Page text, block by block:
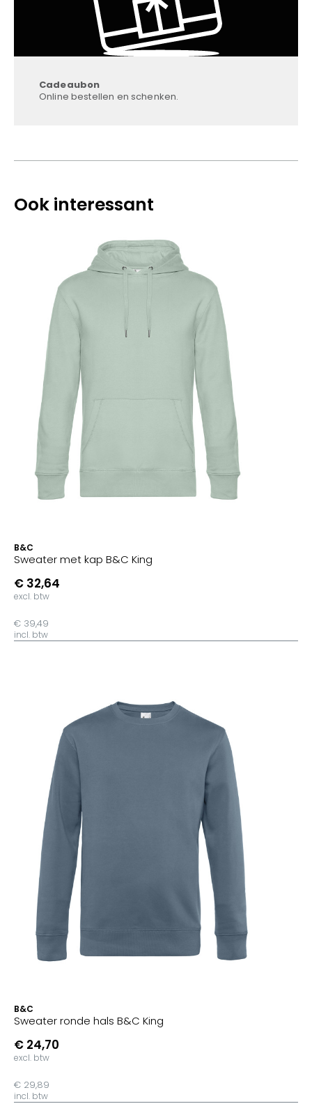
Cadeaubon
Online bestellen en schenken.
Ook interessant
B&C
Sweater met kap B&C King
€ 32,64
excl. btw
€ 39,49
incl. btw
B&C
Sweater ronde hals B&C King
€ 24,70
excl. btw
€ 29,89
incl. btw